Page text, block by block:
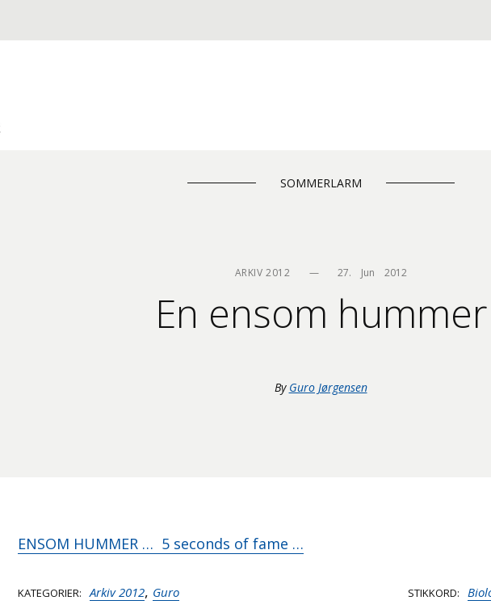
SOMMERLARM
ARKIV 2012 — 27.    Jun    2012
En ensom hummer
By Guro Jørgensen
ENSOM HUMMER … 5 seconds of fame …
KATEGORIER Arkiv 2012, Guro STIKKORD